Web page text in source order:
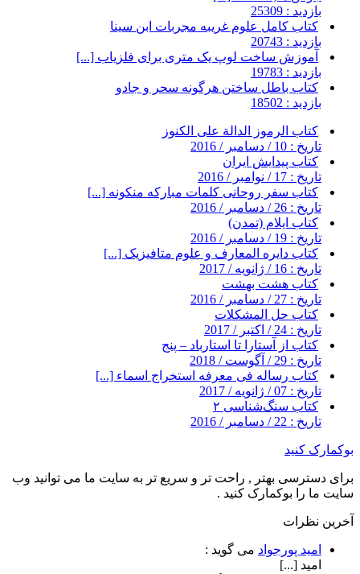
بازدید : 25309
کتاب کامل علوم غریبه مجربات ابن سینا
بازدید : 20743
آموزش ساخت لوپ یک متری برای فلزیاب [...]
بازدید : 19783
کتاب باطل ساختن هرگونه سحر و جادو
بازدید : 18502
کتاب الرموز الدالة على الكنوز
تاریخ : 10 / دسامبر / 2016
کتاب پیدایش ایران
تاریخ : 17 / نوامبر / 2016
کتاب سفر روحانی کلمات مبارکه منکونه [...]
تاریخ : 26 / دسامبر / 2016
کتاب ایلام (تمدن)
تاریخ : 19 / دسامبر / 2016
کتاب دایره المعارف و علوم متافیزیک [...]
تاریخ : 16 / ژانویه / 2017
کتاب هشت بهشت
تاریخ : 27 / دسامبر / 2016
کتاب حل المشکلات
تاریخ : 24 / اکتبر / 2017
کتاب از آستارا تا استارباد – پنج
تاریخ : 29 / آگوست / 2018
کتاب رساله فی معرفه استخراج اسماء [...]
تاریخ : 07 / ژانویه / 2017
کتاب سنگ‌شناسی ۲
تاریخ : 22 / دسامبر / 2016
بوکمارک کنید
برای دسترسی بهتر , راحت تر و سریع تر به سایت ما می توانید وب
سایت ما را بوکمارک کنید .
آخرین نظرات
امید پورجواد می گوید :
امید [...]